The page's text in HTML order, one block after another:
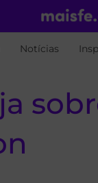
Notícias